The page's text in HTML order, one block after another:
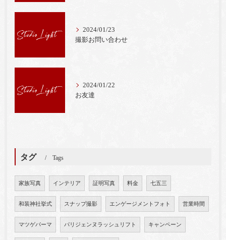
2024/01/23
撮影お問い合わせ
2024/01/22
お友達
タグ Tags
家族写真 インテリア 証明写真 料金 七五三
和装神社挙式 スナップ撮影 エンゲージメントフォト 営業時間
マツゲパーマ パリジェンヌラッシュリフト キャンペーン